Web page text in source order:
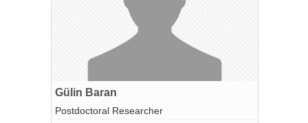
Gülin Baran
Postdoctoral Researcher